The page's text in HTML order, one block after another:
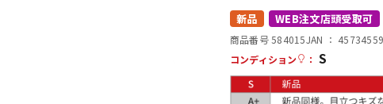
ウクレレ
その他楽器
新品 WEB注文店頭受取可
商品番号 584015JAN ：
コンディション
： S